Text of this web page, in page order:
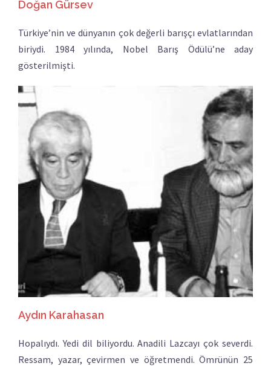
Doğan Gürsev
Türkiye’nin ve dünyanın çok değerli barışçı evlatlarından
biriydi. 1984 yılında, Nobel Barış Ödülü’ne aday
gösterilmişti.
Aydın Karahasan
Hopalıydı. Yedi dil biliyordu. Anadili Lazcayı çok severdi.
Ressam, yazar, çevirmen ve öğretmendi. Ömrünün 25